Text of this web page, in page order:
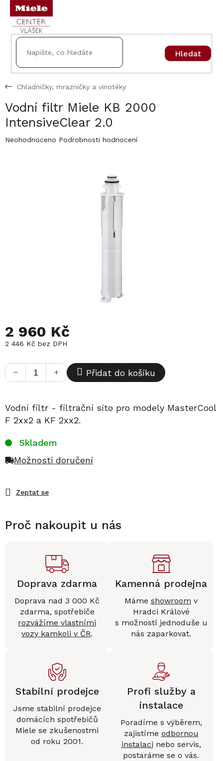
Přejít
obsah
Hledat
Chladničky, mrazničky a vinotéky
Vodní filtr Miele KB 2000
IntensiveClear 2.0
Průměrné
Neohodnoceno Podrobnosti hodnocení
2 960 Kč
2 446 Kč bez DPH
cena:
+
− Přidat do košíku
Vodní filtr - filtrační síto pro modely MasterCool
F 2xx2 a KF 2xx2.
Zeptat se
Skladem
Možnosti doručení
Proč nakoupit u nás
Doprava zdarma
Doprava nad 3 000 Kč
zdarma, spotřebiče
rozvážíme vlastními
vozy kamkoli v ČR.
Kamenná prodejna
Máme showroom v
Hradci Králové
s možností jednoduše u
nás zaparkovat.
Stabilní prodejce
Jsme stabilní prodejce
domácích spotřebičů
Miele se zkušenostmi
od roku 2001.
Profi služby a
instalace
Poradíme s výběrem,
zajistíme odbornou
instalaci nebo servis,
postaráme se o vás.